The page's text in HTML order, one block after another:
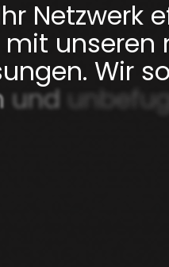
Netzwerk
mit unseren
Wir
und